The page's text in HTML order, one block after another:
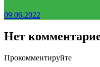
09.06.2022
Нет
Прокомментируйте